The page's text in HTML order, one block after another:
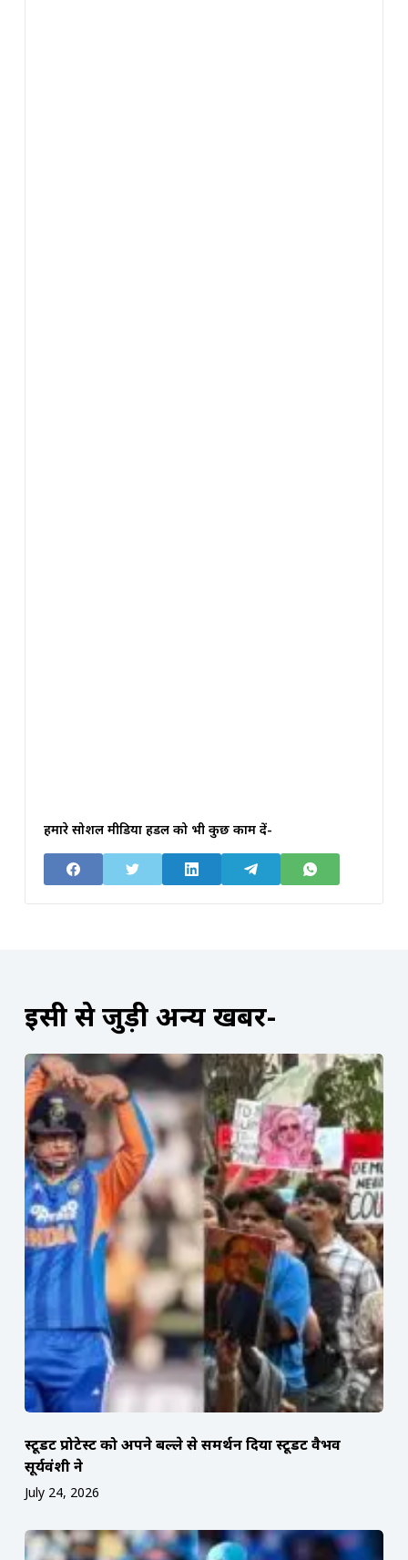
हमारे सोशल मीडिया हैंडल को भी कुछ काम दें-
इसी से जुड़ी अन्य खबरें-
स्टूडेंट प्रोटेस्ट को अपने बल्ले से समर्थन दिया स्टूडेंट वैभव
सूर्यवंशी ने
July 24, 2026